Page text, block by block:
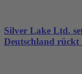
Silver Lake Ltd.
Deutschland rückt